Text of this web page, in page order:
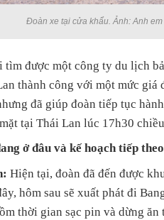
Đoàn xe tại cửa khẩu. Ảnh: Anh
được một công ty du lịch
thành công với một mức
đã giúp đoàn tiếp tục
tại Thái Lan lúc 17h30
ở đâu và kế hoạch tiếp
Hiện tại, đoàn đã đến được
hôm sau sẽ xuất phát đi
thời gian sạc pin và dừng